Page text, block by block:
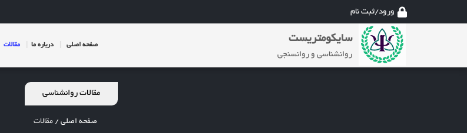
ورود/ثبت نام
سایکومتریست
روانشناسی و روانسنجی
صفحه اصلی درباره ما مقالات
مقالات روانشناسی
صفحه اصلی / مقالات